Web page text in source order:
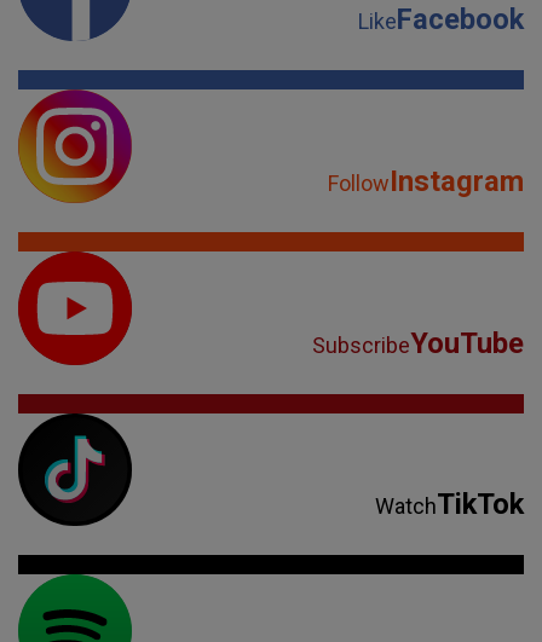
LikeFacebook
FollowInstagram
SubscribeYouTube
WatchTikTok